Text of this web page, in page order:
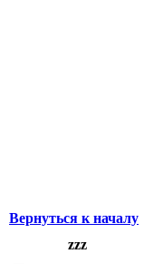
Вернуться к началу
zzz